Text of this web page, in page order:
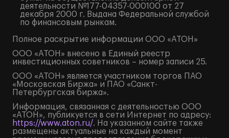
деятельности №177-04357-000100 от 27
декабря 2000 г. Выдана Федеральной службой
по финансовым рынкам.
Полное раскрытие информации ООО «АТОН»
ООО «АТОН» внесено в Единый реестр
инвестиционных советников – номер записи 25.
ООО «АТОН» является участником торгов ПАО
«Московская Биржа» и ПАО «Санкт-
Петербургская биржа».
Информация, связанная с деятельностью ООО
«АТОН», публикуется в сети Интернет по адресу:
https://www.aton.ru/. На указанном сайте также
размещены актуальные на каждый момент